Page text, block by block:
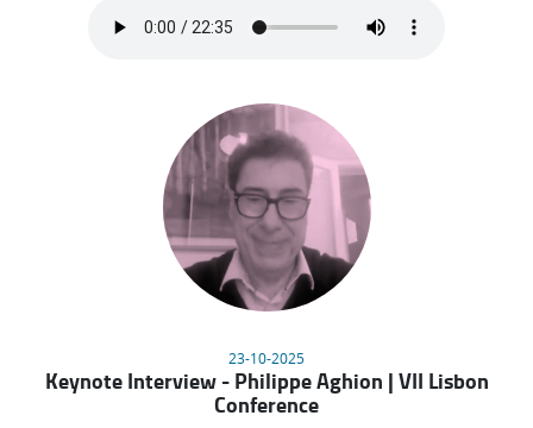
23-10-2025
Keynote Interview - Philippe Aghion | VII Lisbon
Conference